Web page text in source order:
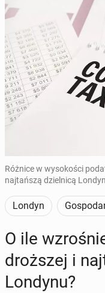
Różnice w wysokości
najtańszą dzielnicą
Londyn
O ile
droż­szej i
Londynu?